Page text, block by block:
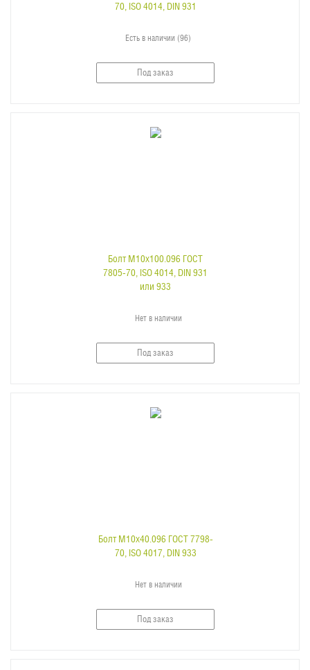
70, ISO 4014, DIN 931
Есть в наличии (96)
Под заказ
Болт M10x100.096 ГОСТ
7805-70, ISO 4014, DIN 931
или 933
Нет в наличии
Под заказ
Болт M10x40.096 ГОСТ 7798-
70, ISO 4017, DIN 933
Нет в наличии
Под заказ